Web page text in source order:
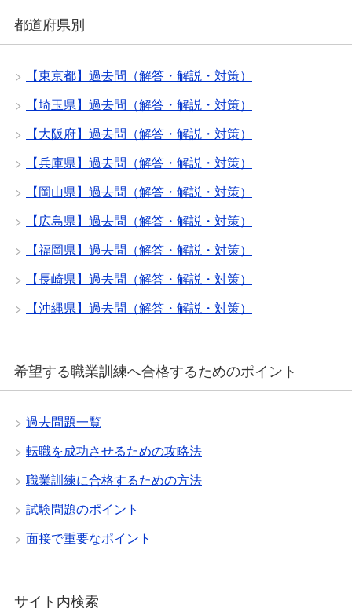
都道府県別
【東京都】過去問（解答・解説・対策）
【埼玉県】過去問（解答・解説・対策）
【大阪府】過去問（解答・解説・対策）
【兵庫県】過去問（解答・解説・対策）
【岡山県】過去問（解答・解説・対策）
【広島県】過去問（解答・解説・対策）
【福岡県】過去問（解答・解説・対策）
【長崎県】過去問（解答・解説・対策）
【沖縄県】過去問（解答・解説・対策）
希望する職業訓練へ合格するためのポイント
過去問題一覧
転職を成功させるための攻略法
職業訓練に合格するための方法
試験問題のポイント
面接で重要なポイント
サイト内検索